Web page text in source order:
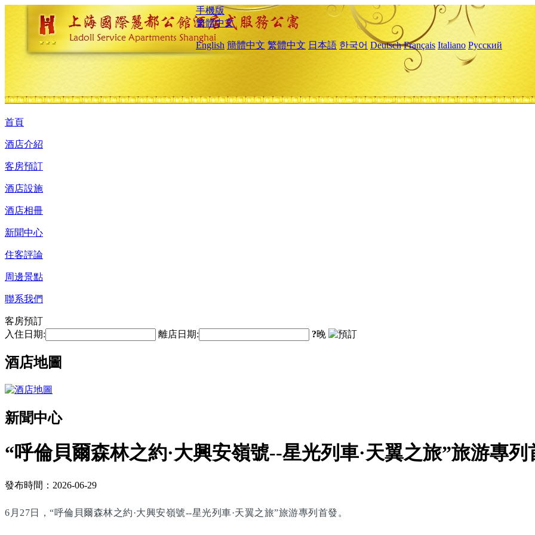
手機版
繁體中文
English 簡體中文 繁體中文 日本語 한국어 Deutsch Français Italiano Русский
首頁
酒店介紹
客房預訂
酒店設施
酒店相冊
新聞中心
住客評論
周邊景點
聯系我們
客房預訂
入住日期:
離店日期: ?晚
酒店地圖
新聞中心
“呼倫貝爾森林之約·大興安嶺號--星光列車·天翼之旅”旅游專列
發布時間：2026-06-29
6月27日，“呼倫貝爾森林之約·大興安嶺號--星光列車·天翼之旅”旅游專列首發。